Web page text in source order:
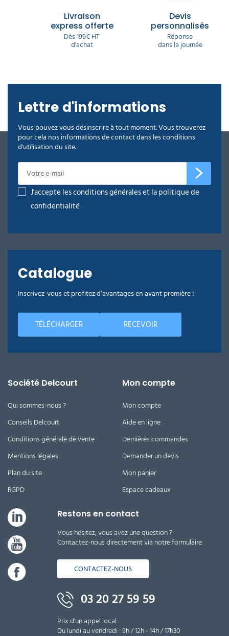
Livraison
express offerte
Dès 199€ HT
d'achat
Devis
personnalisés
Réponse
dans la journée
Lettre d'informations
Vous pouvez vous désinscrire à tout moment. Vous trouverez
pour cela nos informations de contact dans les conditions
d'utilisation du site.
J'accepte les conditions générales et la politique de
confidentialité
Catalogue
Inscrivez-vous et profitez d’avantages en avant première !
TÉLÉCHARGER RECEVOIR
Société Delcourt
Qui sommes-nous ?
Conseils Delcourt
Conditions générale de vente
Mentions légales
Plan du site
RGPD
Mon compte
Mon compte
Aide en ligne
Dernières commandes
Demander un devis
Mon panier
Espace cadeaux
Restons en contact
Vous hésitez, vous avez une question ?
Contactez-nous directement via notre formulaire.
CONTACTEZ-NOUS
03 20 27 59 59
Prix d'un appel local
Du lundi au vendredi : 9h / 12h - 14h / 17h30